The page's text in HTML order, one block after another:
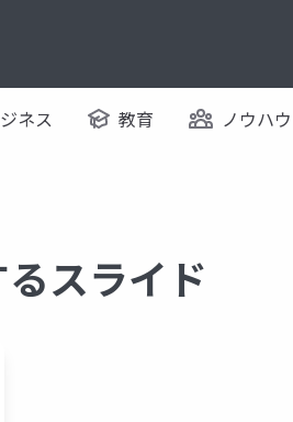
ネス 教育 ノウハウ
スライド